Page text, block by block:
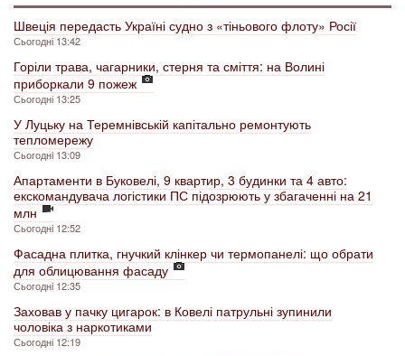
Швеція передасть Україні судно з «тіньового флоту» Росії
Сьогодні 13:42
Горіли трава, чагарники, стерня та сміття: на Волині
приборкали 9 пожеж
Сьогодні 13:25
У Луцьку на Теремнівській капітально ремонтують
тепломережу
Сьогодні 13:09
Апартаменти в Буковелі, 9 квартир, 3 будинки та 4 авто:
екскомандувача логістики ПС підозрюють у збагаченні на 21
млн
Сьогодні 12:52
Фасадна плитка, гнучкий клінкер чи термопанелі: що обрати
для облицювання фасаду
Сьогодні 12:35
Заховав у пачку цигарок: в Ковелі патрульні зупинили
чоловіка з наркотиками
Сьогодні 12:19